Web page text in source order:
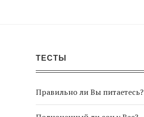
ТЕСТЫ
Правильно ли Вы питаетесь?